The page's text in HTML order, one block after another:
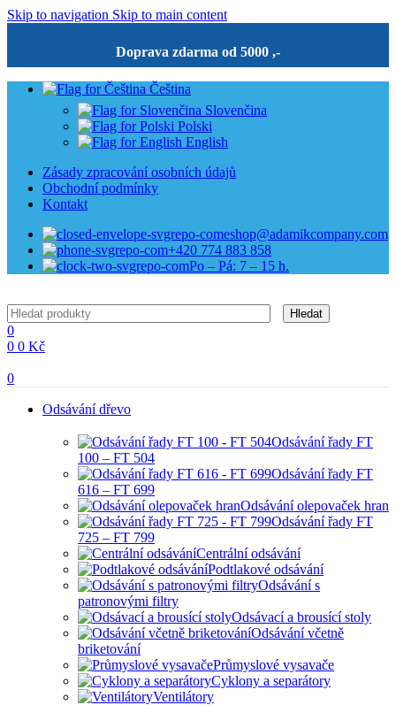
Skip to navigation Skip to main content
Doprava zdarma od 5000 ,-
Čeština
Slovenčina
Polski
English
Zásady zpracování osobních údajů
Obchodní podmínky
Kontakt
eshop@adamikcompany.com
+420 774 883 858
Po – Pá: 7 – 15 h.
Hledat
0
0 0 Kč
0
Odsávání dřevo
Odsávání řady FT
100 – FT 504
Odsávání řady FT
616 – FT 699
Odsávání olepovaček hran
Odsávání řady FT
725 – FT 799
Centrální odsávání
Podtlakové odsávání
Odsávání s
patronovými filtry
Odsávací a brousící stoly
Odsávání včetně
briketování
Průmyslové vysavače
Cyklony a separátory
Ventilátory